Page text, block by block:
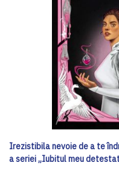
Irezistibila nevoie de a te
a seriei „Iubitul meu